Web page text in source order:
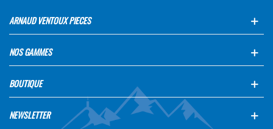
ARNAUD VENTOUX PIECES
NOS GAMMES
BOUTIQUE
NEWSLETTER